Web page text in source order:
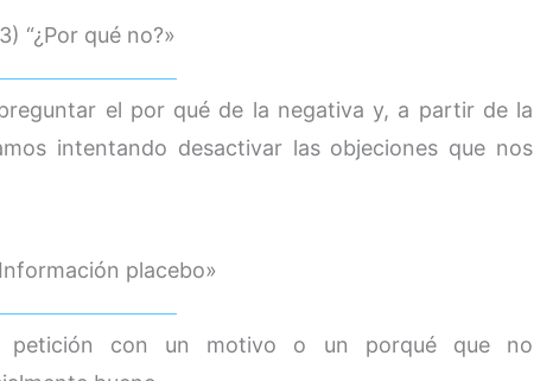
3) “¿Por qué no?»
el por qué de la negativa y, a partir de la
intentando desactivar las objeciones que nos
placebo»
petición con un motivo o un porqué que no